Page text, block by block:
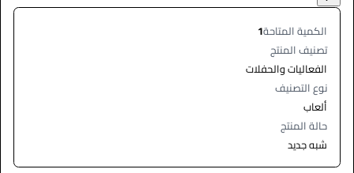
الكمية المتاحة1
تصنيف المنتج
الفعاليات والحفلات
نوع التصنيف
ألعاب
حالة المنتج
شبه جديد